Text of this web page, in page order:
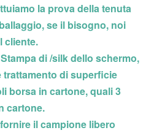
la prova della tenuta
se il bisogno, noi
cliente.
di /silk dello schermo,
trattamento di superficie
borsa in cartone, quali 3
cartone.
il campione libero